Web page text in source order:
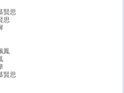
賢思
思
鳳
賢思